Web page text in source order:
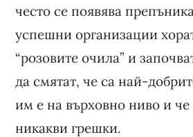
често се появява
успешни организации
“розовите очила” и
да смятат, че са най-
им е на върховно ниво и че
никакви грешки.